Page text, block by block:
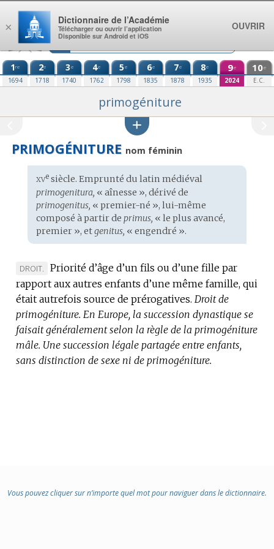
Aller au contenu
1re
1694
2e
1718
3e
1740
4e
1762
5e
1798
6e
1835
7e
1878
8e
1935
9e
2024
10e
E.C.
primogéniture
PRIMOGÉNITURE nom féminin
Étymologie
:
xvesiècle. Emprunté du latin médiéval
primogenitura, « aînesse », dérivé de
primogenitus, « premier-né », lui-même
composé à partir de primus, « le plus avancé,
premier », etgenitus, « engendré ».
MARQUE
DE
DOMAINE
:
DROIT.
Priorité d’âge d’un fils ou d’une fille par
rapport aux autres enfants d’une même famille, qui
était autrefois source de prérogatives. Droit de
primogéniture. En Europe, la succession dynastique se
faisait généralement selon la règle de la primogéniture
mâle. Une succession légale partagée entre enfants,
sans distinction de sexe ni de primogéniture.
Vous pouvez cliquer sur n’importe quel mot pour naviguer dans le dictionnaire.
×
Dictionnaire de l’Académie
Télécharger ou ouvrir l’application
Disponible sur Android et iOS
OUVRIR